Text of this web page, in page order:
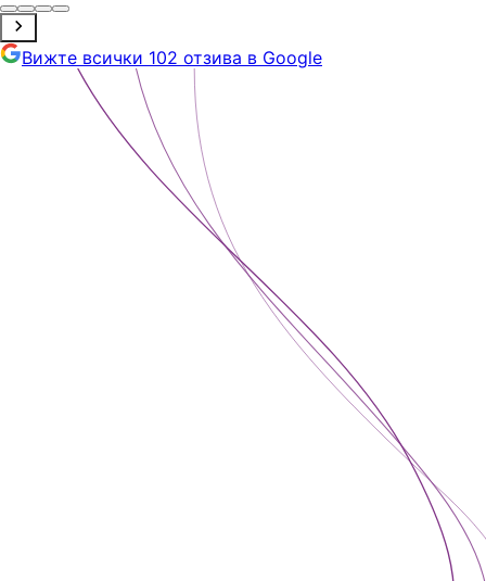
Вижте всички 102 отзива в Google